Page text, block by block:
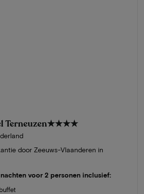
Terneuzen★★★★
door Zeeuws-Vlaanderen in
voor 2 personen inclusief: